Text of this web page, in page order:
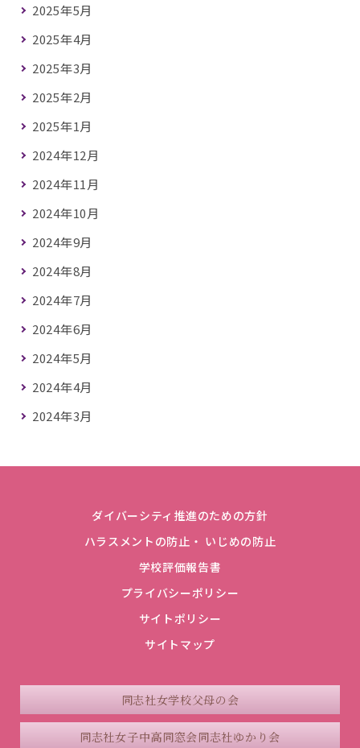
2025年5月
2025年4月
2025年3月
2025年2月
2025年1月
2024年12月
2024年11月
2024年10月
2024年9月
2024年8月
2024年7月
2024年6月
2024年5月
2024年4月
2024年3月
ダイバーシティ推進のための方針
ハラスメントの防止・ いじめの防止
学校評価報告書
プライバシーポリシー
サイトポリシー
サイトマップ
同志社女学校父母の会
同志社女子中高同窓会同志社ゆかり会